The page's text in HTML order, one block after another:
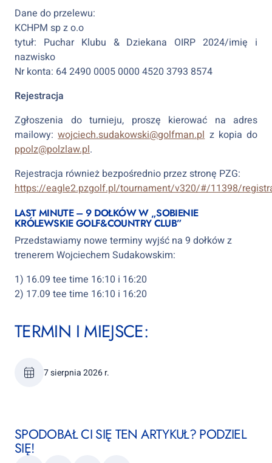
Dane do przelewu:
KCHPM sp z o.o
tytuł: Puchar Klubu & Dziekana OIRP 2024/imię i
nazwisko
Nr konta: 64 2490 0005 0000 4520 3793 8574
Rejestracja
Zgłoszenia do turnieju, proszę kierować na adres
mailowy:wojciech.sudakowski@golfman.pl z kopia do
ppolz@polzlaw.pl.
Rejestracja również bezpośrednio przez stronę PZG:
https://eagle2.pzgolf.pl/tournament/v320/#/11398/
LAST MINUTE – 9 DOŁKÓW W „SOBIENIE
KRÓLEWSKIE GOLF&COUNTRY CLUB”
Przedstawiamy nowe terminy wyjść na 9 dołków z
trenerem Wojciechem Sudakowskim:
1) 16.09 tee time 16:10 i 16:20
2) 17.09 tee time 16:10 i 16:20
TERMIN I MIEJSCE:
7 sierpnia 2026 r.
SPODOBAŁ CI SIĘ TEN ARTYKUŁ? PODZIEL
SIĘ!